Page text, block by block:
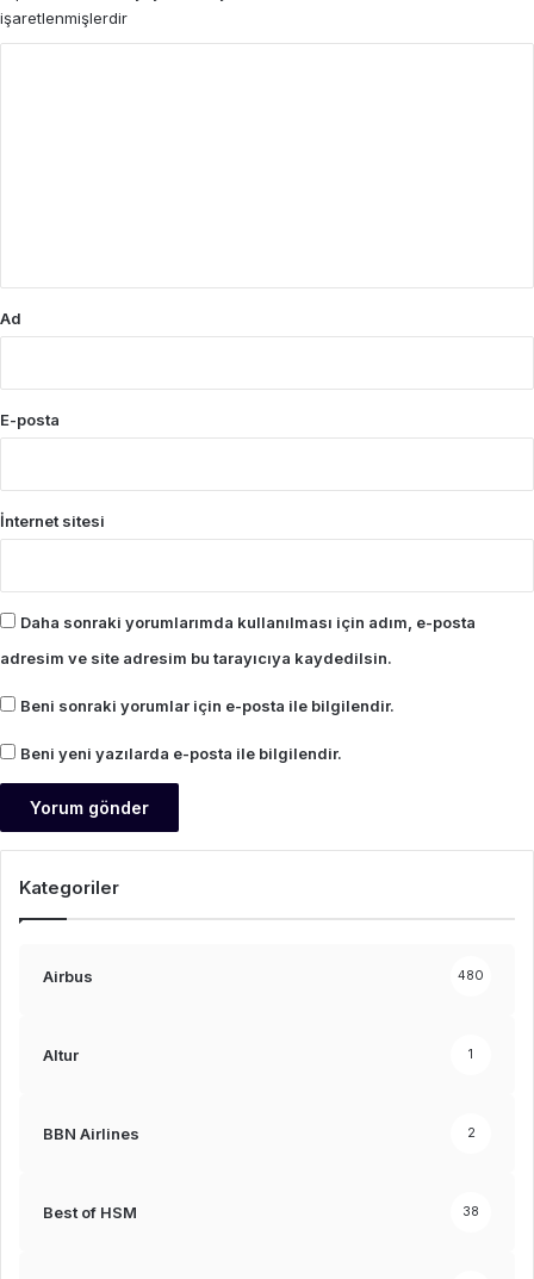
işaretlenmişlerdir
Ad
E-posta
İnternet sitesi
Daha sonraki yorumlarımda kullanılması için adım, e-posta
adresim ve site adresim bu tarayıcıya kaydedilsin.
Beni sonraki yorumlar için e-posta ile bilgilendir.
Beni yeni yazılarda e-posta ile bilgilendir.
Kategoriler
Airbus 480
Altur 1
BBN Airlines 2
Best of HSM 38